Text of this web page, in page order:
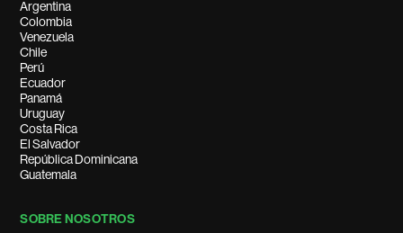
Argentina
Colombia
Venezuela
Chile
Perú
Ecuador
Panamá
Uruguay
Costa Rica
El Salvador
República Dominicana
Guatemala
SOBRE NOSOTROS